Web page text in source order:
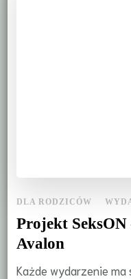
DLA RODZICÓW
Projekt
Avalon
Każde wydarzenie ma